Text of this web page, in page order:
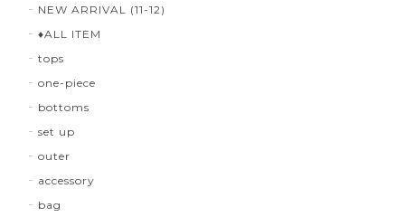
NEW ARRIVAL (11-12)
♦︎ALL ITEM
tops
one-piece
bottoms
set up
outer
accessory
bag